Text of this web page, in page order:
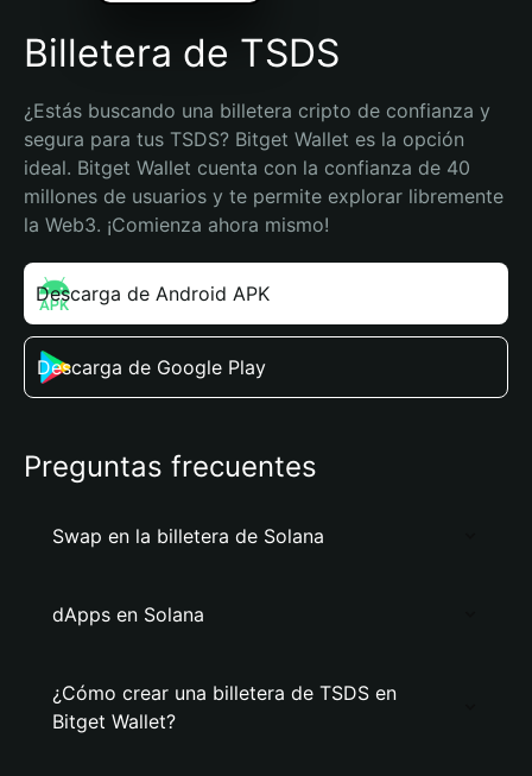
Billetera de TSDS
¿Estás buscando una billetera cripto de confianza y
segura para tus TSDS? Bitget Wallet es la opción
ideal. Bitget Wallet cuenta con la confianza de 40
millones de usuarios y te permite explorar libremente
la Web3. ¡Comienza ahora mismo!
Descarga de Android APK
Descarga de Google Play
Preguntas frecuentes
Swap en la billetera de Solana
dApps en Solana
¿Cómo crear una billetera de TSDS en
Bitget Wallet?